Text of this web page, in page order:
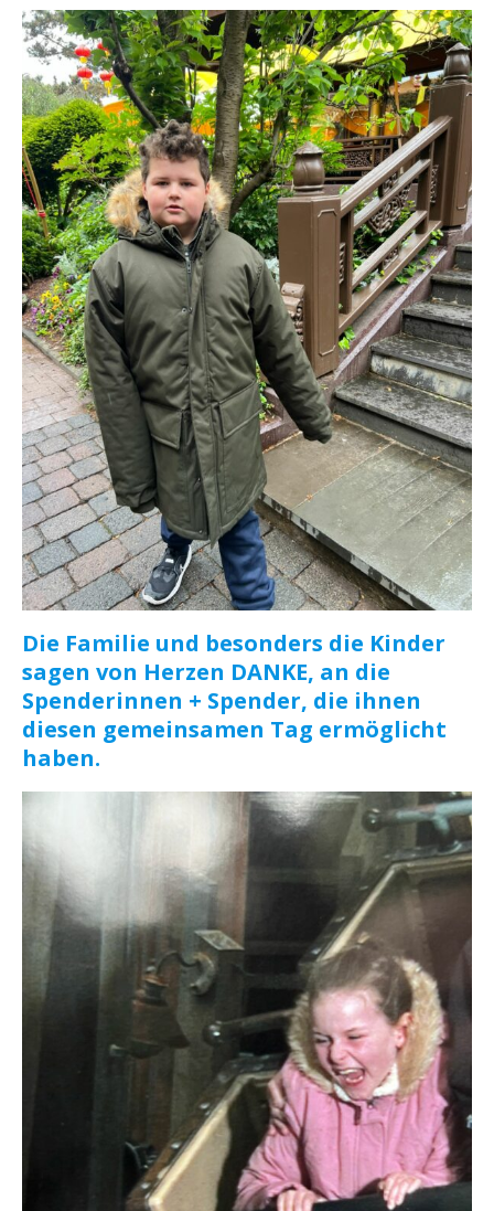
Die Familie und besonders die Kinder
sagen von Herzen DANKE, an die
Spenderinnen + Spender, die ihnen
diesen gemeinsamen Tag ermöglicht
haben.